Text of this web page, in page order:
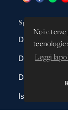
Noi e
tecnologie
Leggi la
Spazio app
DBAnima
DBContest
DBDrive
Iscrizioni